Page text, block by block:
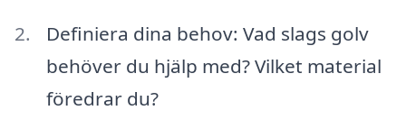
Definiera dina behov: Vad slags golv
behöver du hjälp med? Vilket material
föredrar du?